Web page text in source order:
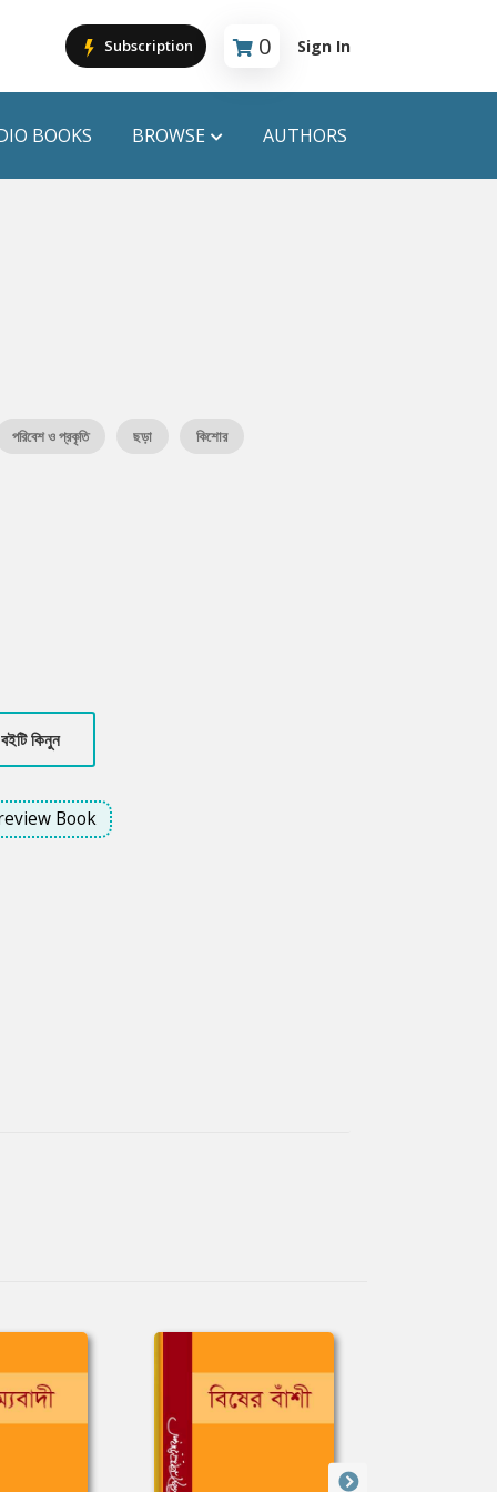
Subscription 0
Cart is empty
Sign In
BOOKS BROWSE AUTHORS
পরিবেশ ও প্রকৃতি ছড়া কিশোর
বইটি কিনুন
Book